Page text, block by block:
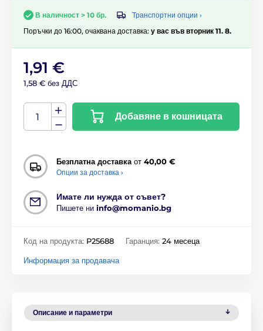
В наличност > 10 бр.
Транспортни опции ›
Поръчки до 16:00, очаквана доставка: у вас във вторник 11. 8.
1,91 €
1,58 € без ДДС
Добавяне в кошницата
Безплатна доставка от 40,00 €
Опции за доставка ›
Имате ли нужда от съвет?
Пишете ни info@momanio.bg
Код на продукта: P25688 Гаранция: 24 месеца
Информация за продавача
Описание и параметри